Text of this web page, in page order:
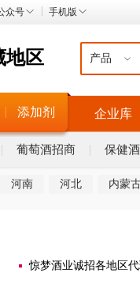
众号 手机版
地区
添加剂 企业库
葡萄酒招商 保健
河南 河北 内蒙
惊梦酒业诚招各地区